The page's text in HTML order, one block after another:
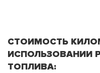
СТОИМОСТЬ
ИСПОЛЬЗОВАНИИ
ТОПЛИВА: